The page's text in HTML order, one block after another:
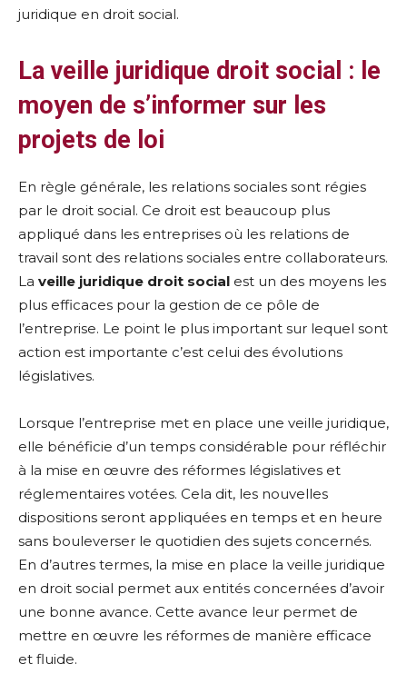
juridique en droit social.
La veille juridique droit social : le
moyen de s’informer sur les
projets de loi
En règle générale, les relations sociales sont régies
par le droit social. Ce droit est beaucoup plus
appliqué dans les entreprises où les relations de
travail sont des relations sociales entre collaborateurs.
La veille juridique droit social est un des moyens les
plus efficaces pour la gestion de ce pôle de
l’entreprise. Le point le plus important sur lequel sont
action est importante c’est celui des évolutions
législatives.
Lorsque l’entreprise met en place une veille juridique,
elle bénéficie d’un temps considérable pour réfléchir
à la mise en œuvre des réformes législatives et
réglementaires votées. Cela dit, les nouvelles
dispositions seront appliquées en temps et en heure
sans bouleverser le quotidien des sujets concernés.
En d’autres termes, la mise en place la veille juridique
en droit social permet aux entités concernées d’avoir
une bonne avance. Cette avance leur permet de
mettre en œuvre les réformes de manière efficace
et fluide.